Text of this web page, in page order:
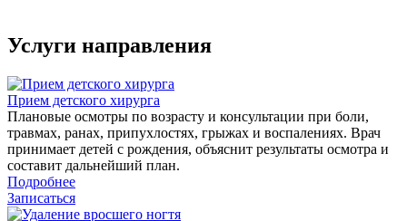
Услуги направления
Прием детского хирурга
Плановые осмотры по возрасту и консультации при боли,
травмах, ранах, припухлостях, грыжах и воспалениях. Врач
принимает детей с рождения, объяснит результаты осмотра и
составит дальнейший план.
Подробнее
Записаться